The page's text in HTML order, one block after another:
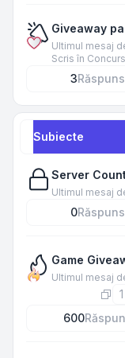
Giveaway
Ultimul mesaj
Scris în
3
Subiecte
Server
Ultimul mesaj
0
Game
Ultimul mesaj
1
600